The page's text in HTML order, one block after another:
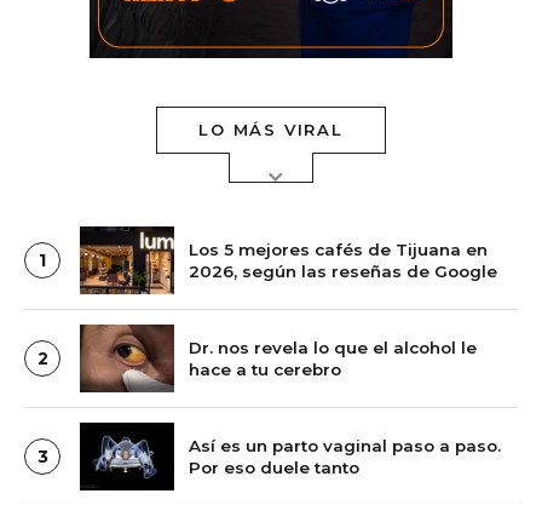
LO MÁS VIRAL
1
Los 5 mejores cafés de Tijuana en
2026, según las reseñas de Google
2
Dr. nos revela lo que el alcohol le
hace a tu cerebro
3
Así es un parto vaginal paso a paso.
Por eso duele tanto